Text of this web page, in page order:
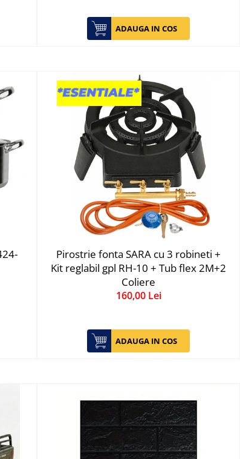
ADAUGA IN COS
Pirostrie fonta SARA cu 3 robineti +
Kit reglabil gpl RH-10 + Tub flex 2M+2
Coliere
160,00 Lei
ADAUGA IN COS